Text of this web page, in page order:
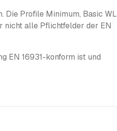
Die Profile Minimum, Basic WL
nicht alle Pflichtfelder der EN
EN 16931-konform ist und